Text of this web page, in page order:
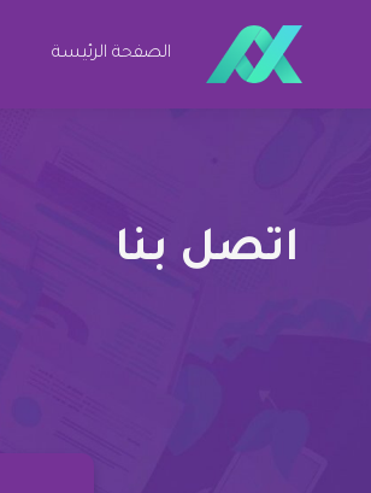
الصفحة الرئيسة
اتصل بنا